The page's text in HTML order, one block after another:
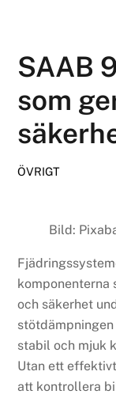
SAAB
som
ÖVRIGT
Bild:
komponenterna
och säkerhet
stabil och mjuk
Utan ett
att kontrollera